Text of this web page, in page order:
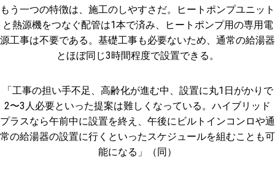
もう一つの特徴は、施工のしやすさだ。ヒートポンプユニット
と熱源機をつなぐ配管は1本で済み、ヒートポンプ用の専用電
源工事は不要である。基礎工事も必要ないため、通常の給湯器
とほぼ同じ3時間程度で設置できる。
「工事の担い手不足、高齢化が進む中、設置に丸1日がかりで
2〜3人必要といった提案は難しくなっている。ハイブリッド
プラスなら午前中に設置を終え、午後にビルトインコンロや通
常の給湯器の設置に行くといったスケジュールを組むことも可
能になる」（同）